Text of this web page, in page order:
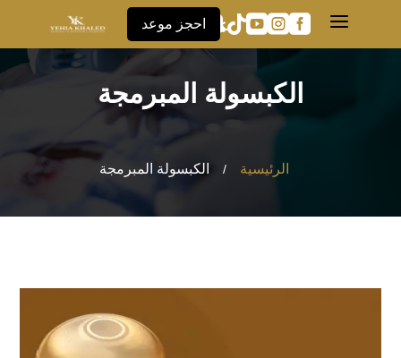
a




 احجز موعد
الكبسولة المبرمجة
الرئيسية / الكبسولة المبرمجة